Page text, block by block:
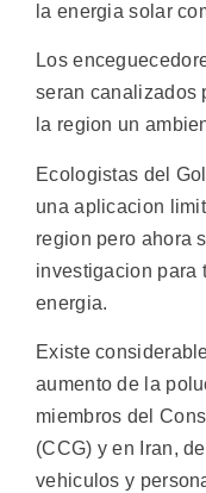
la energia solar
Los
seran canalizados
la region un
Ecologistas del
una aplicacion
region pero ahora
investigacion para
energia.
Existe
aumento de la
miembros del
(CCG) y en Iran,
vehiculos y